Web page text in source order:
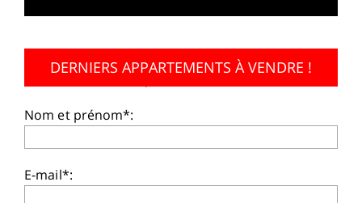
DERNIERS APPARTEMENTS À VENDRE !
Pour des conseils, laissez les détails:
Nom et prénom*:
E-mail*: